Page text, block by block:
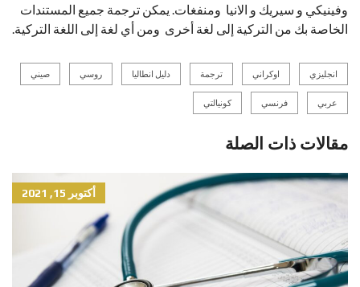
وفينيكي و سيريك و الانيا ومنفغات. يمكن ترجمة جميع المستندات
الخاصة بك من التركية إلى لغة أخرى ومن أي لغة إلى اللغة التركية.
انجليزي اوكراني ترجمة دليل انطاليا روسي صيني
عربي فرنسي كونيالتي
مقالات ذات الصلة
أكتوبر 15, 2021